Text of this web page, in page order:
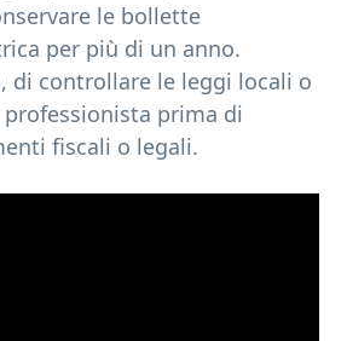
le bollette
per più di un anno.
di controllare le leggi locali o
prima di
fiscali o legali.